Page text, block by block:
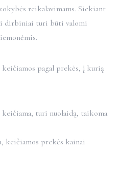
reikalavimams. Siekiant
dirbiniai turi būti valomi
pagal prekės, į kurią
turi nuolaidą, taikoma
keičiamos prekės kainai